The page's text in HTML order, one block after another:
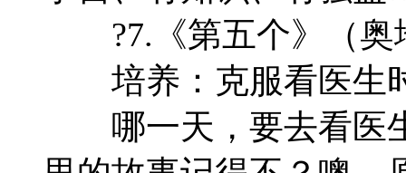
?7.《第五个》（奥
培养：克服看医生
哪一天，要去看医